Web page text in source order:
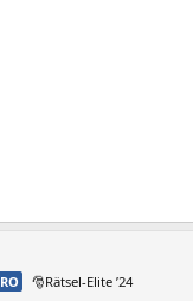
🎅Rätsel-Elite ’24